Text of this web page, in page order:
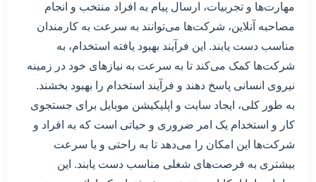
مهارت‌ها و تجربیات، ارسال پیام به افراد منتخب و انجام
مصاحبه آنلاین، شرکت‌ها می‌توانند به سرعت به کارمندان
مناسب دست یابند. این فرآیند بهبود یافته استخدام، به
شرکت‌ها کمک می‌کند تا به سرعت به نیاز‌های خود در زمینه
نیروی انسانی پاسخ دهند و فرآیند استخدام را بهبود بخشند.
به طور کلی، ایجاد سایت و اپلیکیشن موبایل برای جستجوی
کار و استخدام یک امر ضروری و حیاتی است که به افراد و
شرکت‌ها این امکان را می‌دهد تا به راحتی و با سرعت
بیشتری به فرصت‌های شغلی مناسب دست یابند. این